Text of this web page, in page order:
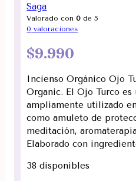
Saga
Valorado con0 de 5
0 valoraciones
$9.990
Incienso Orgánico Ojo
Organic. El Ojo Turco es
ampliamente utilizado
como amuleto de
meditación,
Elaborado con
38 disponibles